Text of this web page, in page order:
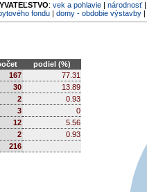
: vek a pohlavie | národnosť|
fondu| domy - obdobie výstavby|
podiel (%)
167
77.31
30
13.89
2
0.93
3
0
12
5.56
2
0.93
216